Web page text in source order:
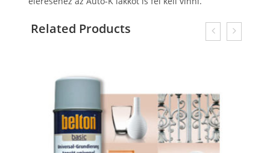
Related Products